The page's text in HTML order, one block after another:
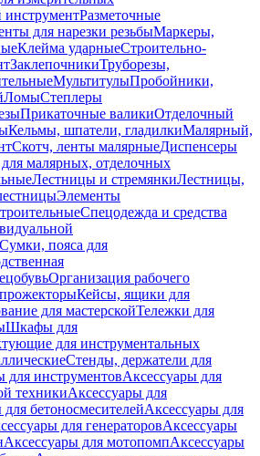
инструментРазметочные
для нарезки резьбыМаркеры,
Клейма ударныеСтроительно-
ЗаклепочникиТруборезы,
МультитулыПробойники,
ЛомыСтеплеры
Прикаточные валикиОтделочный
Кельмы, шпатели, гладилкиМалярный,
Скотч, ленты малярныеДиспенсеры
малярных, отделочных
Лестницы и стремянкиЛестницы,
Элементы
Спецодежда и средства
Сумки, пояса для
Организация рабочего
Кейсы, ящики для
для мастерскойТележки для
Шкафы для
для инструментальных
Стенды, держатели для
для инструментовАксессуары для
техникиАксессуары для
бетоносмесителейАксессуары для
для генераторовАксессуары
Аксессуары для мотопомпАксессуары